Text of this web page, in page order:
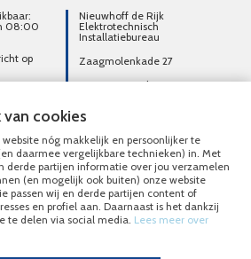
08:00
op
Nieuwhoff de Rijk
Elektrotechnisch
Installatiebureau
Zaagmolenkade 27
3515 AC Utrecht
DIRECT CONTACT
OPNEMEN
030-2716496
MAIL ONS
Installatiebureau 2020 - 2026
cookies
nóg makkelijk en persoonlijker te
daarmee vergelijkbare technieken) in. Met
derde partijen informatie over jou verzamelen
(en mogelijk ook buiten) onze website
passen wij en derde partijen content of
en profiel aan. Daarnaast is het dankzij
te delen via social media. Lees meer over